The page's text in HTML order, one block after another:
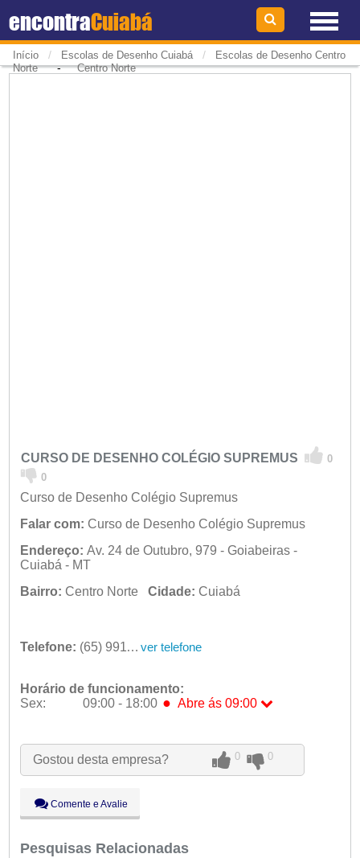
encontraCuiabá
Início / Escolas de Desenho Cuiabá /
Escolas de Desenho Centro
Norte-Centro Norte
CURSO DE DESENHO COLÉGIO SUPREMUS
0
0
Curso de Desenho Colégio Supremus
Falar com: Curso de Desenho Colégio Supremus
Endereço: Av. 24 de Outubro, 979 - Goiabeiras -
Cuiabá - MT
Bairro: Centro Norte Cidade: Cuiabá
Telefone: (65) 9911-2604 ver telefone
Horário de funcionamento:
Sex:
09:00 - 18:00 ● Abre ás 09:00
Ter:
09:00 - 18:00
Qua:
09:00 - 18:00
Sex:
09:00 - 18:00
Sáb:
Fechado
Dom:
Fechado
Gostou desta empresa? 0 0
Comente e Avalie
Pesquisas Relacionadas